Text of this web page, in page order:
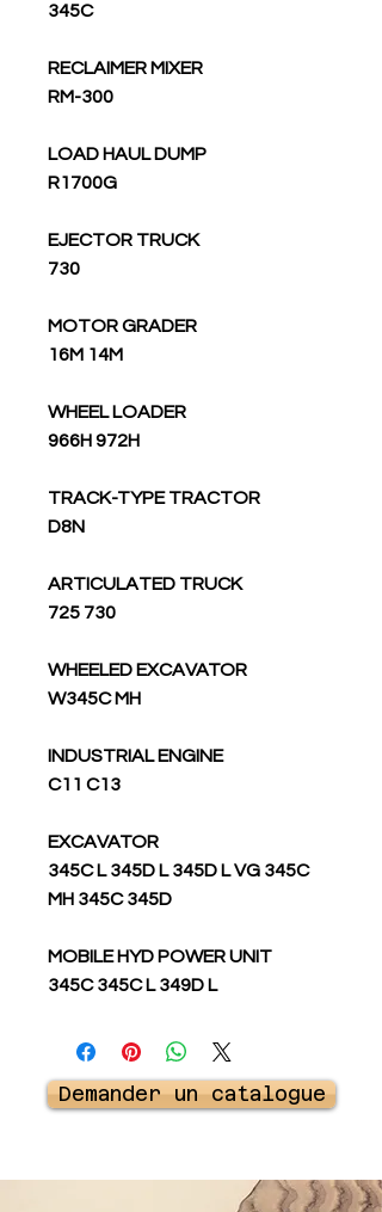
345C
RECLAIMER MIXER
RM-300
LOAD HAUL DUMP
R1700G
EJECTOR TRUCK
730
MOTOR GRADER
16M 14M
WHEEL LOADER
966H 972H
TRACK-TYPE TRACTOR
D8N
ARTICULATED TRUCK
725 730
WHEELED EXCAVATOR
W345C MH
INDUSTRIAL ENGINE
C11 C13
EXCAVATOR
345C L 345D L 345D L VG 345C
MH 345C 345D
MOBILE HYD POWER UNIT
345C 345C L 349D L
Demander un catalogue